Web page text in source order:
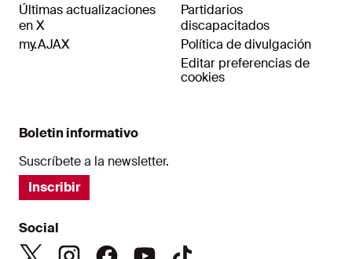
Últimas actualizaciones
en X
my.AJAX
Partidarios
discapacitados
Política de divulgación
Editar preferencias de
cookies
Boletin informativo
Suscríbete a la newsletter.
Inscribir
Social